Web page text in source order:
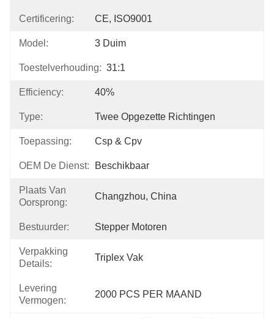
Certificering: CE, ISO9001
Model: 3 Duim
Toestelverhouding: 31:1
Efficiency: 40%
Type: Twee Opgezette Richtingen
Toepassing: Csp & Cpv
OEM De Dienst: Beschikbaar
Plaats Van
Oorsprong:
Changzhou, China
Bestuurder: Stepper Motoren
Verpakking
Details:
Triplex Vak
Levering
Vermogen:
2000 PCS PER MAAND